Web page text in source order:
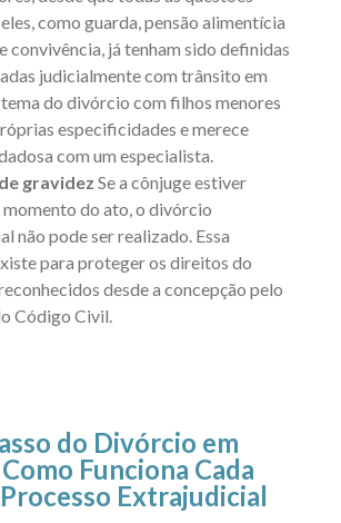
como guarda,pensão alimentícia
convivência, já tenham sido definidas
judicialmente com trânsito em
do divórcio com filhos menores
especificidades e merece
com um especialista.
gravidez Se a cônjuge estiver
do ato, o divórcio
não pode ser realizado. Essa
para proteger os direitos do
desde a concepção pelo
Código Civil.
do Divórcio em
Funciona Cada
Extrajudicial